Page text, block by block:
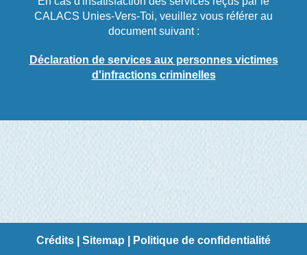
CALACS Unies-Vers-Toi, veuillez vous référer au
document suivant :
Déclaration de services aux personnes victimes
d'infractions criminelles
Crédits Sitemap Politique de confidentialité